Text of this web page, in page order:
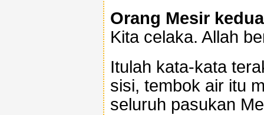
Orang Mesir
Kita celaka. Allah
Itulah kata-kata
sisi, tembok air itu
seluruh pasukan